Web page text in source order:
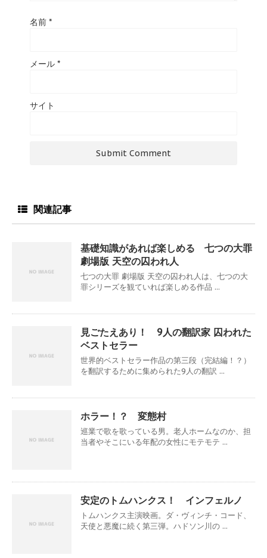
名前 *
メール *
サイト
関連記事
基礎知識があれば楽しめる 七つの大罪
劇場版 天空の囚われ人
七つの大罪 劇場版 天空の囚われ人は、七つの大
罪シリーズを観ていれば楽しめる作品 ...
見ごたえあり！ 9人の翻訳家 囚われた
ベストセラー
世界的ベストセラー作品の第三段（完結編！？）
を翻訳するために集められた9人の翻訳 ...
ホラー！？ 変態村
巡業で歌を歌っている男。老人ホームなのか、担
当者やそこにいる年配の女性にモテモテ ...
安定のトムハンクス！ インフェルノ
トムハンクス主演映画。ダ・ヴィンチ・コード、
天使と悪魔に続く第三弾。ハドソン川の ...